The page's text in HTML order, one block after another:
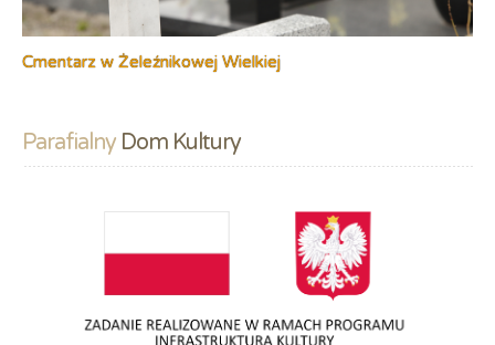
Cmentarz w Żeleźnikowej Wielkiej
Parafialny Dom Kultury